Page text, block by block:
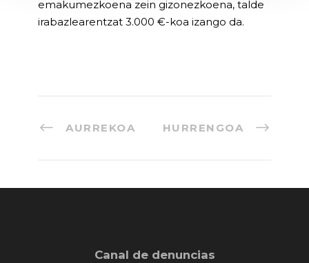
emakumezkoena zein gizonezkoena, talde
irabazlearentzat 3.000 €-koa izango da.
AURREKOA HURRENGOA
Canal de denuncias